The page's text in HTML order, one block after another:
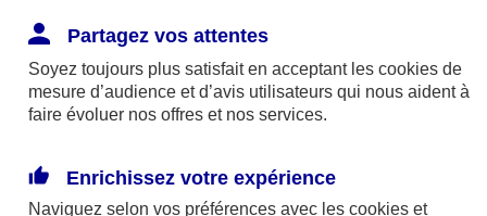
franche[1]comte/saone-et-loire/macon-
https://agence.axa.fr/distributeur/0002445604
sont partiellement conformes avec le
Partagez vos attentes
Soyez toujours plus satisfait en acceptant les cookies de
mesure d’audience et d’avis utilisateurs qui nous aident à
faire évoluer nos offres et nos services.
Enrichissez votre expérience
Naviguez selon vos préférences avec les cookies et